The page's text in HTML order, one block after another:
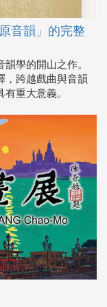
音韻」的完整
學的開山之作。
，跨越戲曲與音韻
重大意義。